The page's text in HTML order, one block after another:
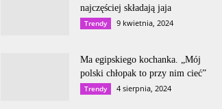
najczęściej składają jaja
Trendy 9 kwietnia, 2024
Ma egipskiego kochanka. „Mój
polski chłopak to przy nim cieć”
Trendy 4 sierpnia, 2024